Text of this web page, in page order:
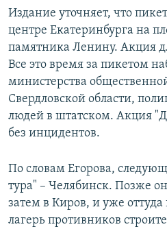
Издание уточняет, что
центре Екатеринбурга на
памятника Ленину. Акция
Все это время за пикетом
министерства
Свердловской области,
людей в штатском. Акция
без инцидентов.
По словам Егорова,
тура" – Челябинск. Позже
затем в Киров, и уже
лагерь противников